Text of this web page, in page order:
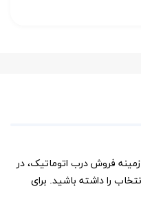
فروش درب اتوماتیک، در
را داشته باشید. برای